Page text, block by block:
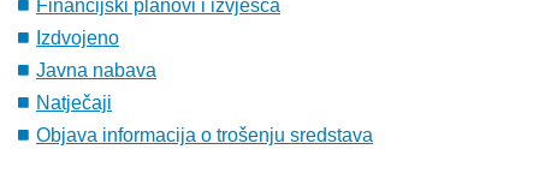
Financijski planovi i izvješća
Izdvojeno
Javna nabava
Natječaji
Objava informacija o trošenju sredstava